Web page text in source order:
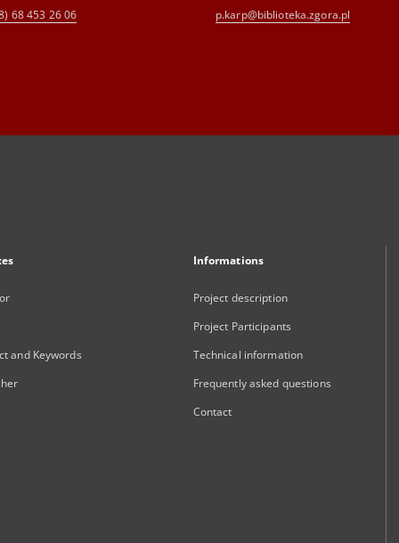
68 453 26 06 p.karp@biblioteka.zgora.pl
and Keywords
Informations
Project description
Project Participants
Technical information
Frequently asked questions
Contact